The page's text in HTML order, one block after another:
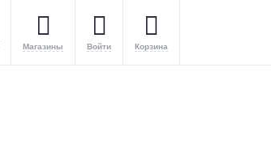
Магазины Войти Корзина